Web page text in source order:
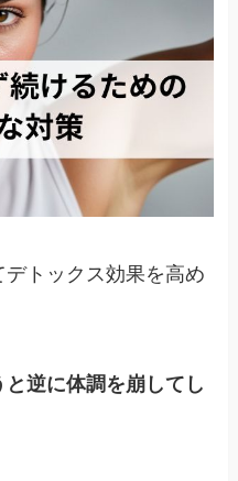
トックス効果を高め
逆に体調を崩してし